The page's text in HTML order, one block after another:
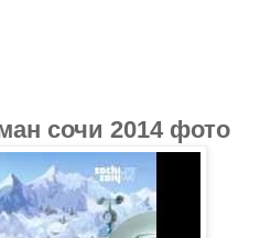
сочи 2014 фото